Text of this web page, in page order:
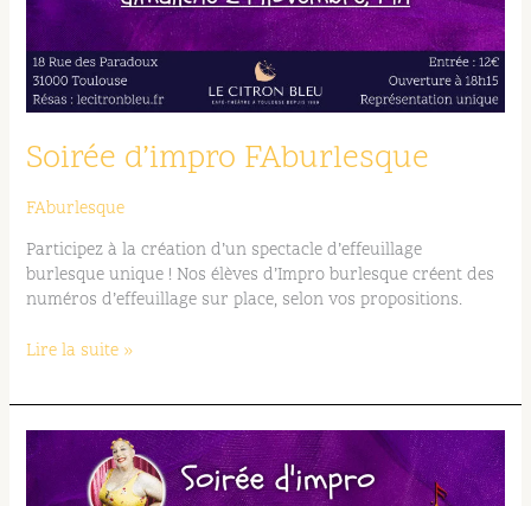
Soirée d’impro FAburlesque
FAburlesque
Participez à la création d’un spectacle d’effeuillage
burlesque unique ! Nos élèves d’Impro burlesque créent des
numéros d’effeuillage sur place, selon vos propositions.
Lire la suite »
Soirée
d’impro
FAburlesque